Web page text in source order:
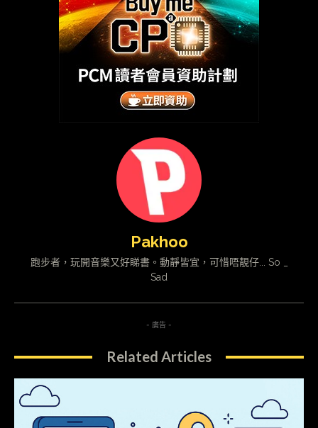
Pakhoo
跑步者，玩開音樂又好睇書。動靜皆宜，可惜唔靚仔... So _
Sad
- 廣告 -
Related Articles